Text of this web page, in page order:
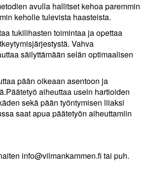
avulla hallitset kehoa paremmin
keholle tulevista haasteista.
tukilihasten toimintaa ja opettaa
Vahva
säilyttämään selän optimaalisen
pään oikeaan asentoon ja
aiheuttaa usein hartioiden
sekä pään työntymisen liiaksi
saat apua päätetyön aiheuttamiin
info@vilmankammen.fi tai puh.